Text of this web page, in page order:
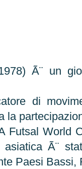
Ã¨ un
di
la
Futsal World
Ã¨
Paesi Bassi,